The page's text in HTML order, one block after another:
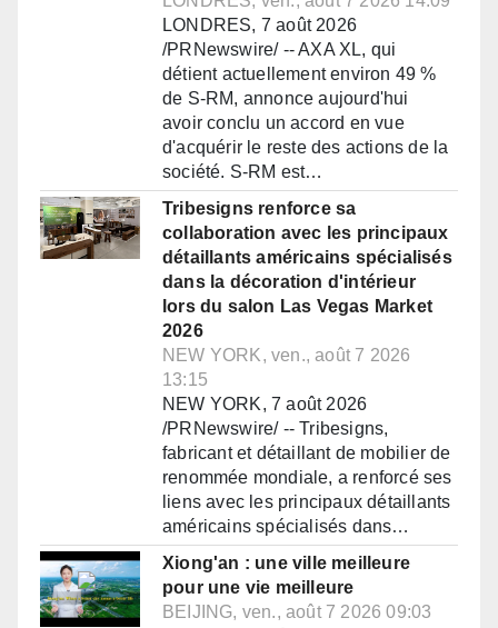
LONDRES, 7 août 2026
/PRNewswire/ -- AXA XL, qui
détient actuellement environ 49 %
de S-RM, annonce aujourd'hui
avoir conclu un accord en vue
d'acquérir le reste des actions de la
société. S-RM est…
Tribesigns renforce sa
collaboration avec les principaux
détaillants américains spécialisés
dans la décoration d'intérieur
lors du salon Las Vegas Market
2026
NEW YORK, ven., août 7 2026
13:15
NEW YORK, 7 août 2026
/PRNewswire/ -- Tribesigns,
fabricant et détaillant de mobilier de
renommée mondiale, a renforcé ses
liens avec les principaux détaillants
américains spécialisés dans…
Xiong'an : une ville meilleure
pour une vie meilleure
BEIJING, ven., août 7 2026 09:03